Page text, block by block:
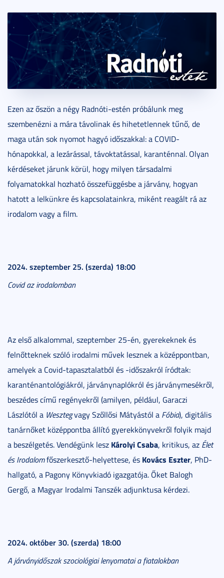
Ezen az őszön a négy Radnóti-estén próbálunk meg
szembenézni a mára távolinak és hihetetlennek tűnő, de
maga után sok nyomot hagyó időszakkal: a COVID-
hónapokkal, a lezárással, távoktatással, karanténnal. Olyan
kérdéseket járunk körül, hogy milyen társadalmi
folyamatokkal hozható összefüggésbe a járvány, hogyan
hatott a lelkünkre és kapcsolatainkra, miként reagált rá az
irodalom vagy a film.
2024. szeptember 25. (szerda) 18:00
Covid az irodalomban
Az első alkalommal, szeptember 25-én, gyerekeknek és
felnőtteknek szóló irodalmi művek lesznek a középpontban,
amelyek a Covid-tapasztalatból és -időszakról íródtak:
karanténantológiákról, járványnaplókról és járványmesékről,
beszédes című regényekről (amilyen, például, Garaczi
Lászlótól a Wesztegvagy Szőllősi Mátyástól a Fóbia), digitális
tanárnőket középpontba állító gyerekkönyvekről folyik majd
a beszélgetés. Vendégünk lesz Károlyi Csaba, kritikus, az Élet
és Irodalomfőszerkesztő-helyettese, és Kovács Eszter, PhD-
hallgató, a Pagony Könyvkiadó igazgatója. Őket Balogh
Gergő, a Magyar Irodalmi Tanszék adjunktusa kérdezi.
2024. október 30. (szerda) 18:00
A járványidőszak szociológiai lenyomatai a fiatalokban